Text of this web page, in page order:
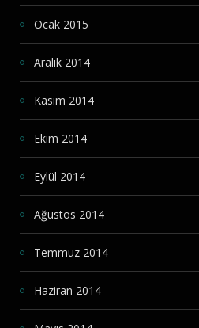
Ocak 2015
Aralık 2014
Kasım 2014
Ekim 2014
Eylül 2014
Ağustos 2014
Temmuz 2014
Haziran 2014